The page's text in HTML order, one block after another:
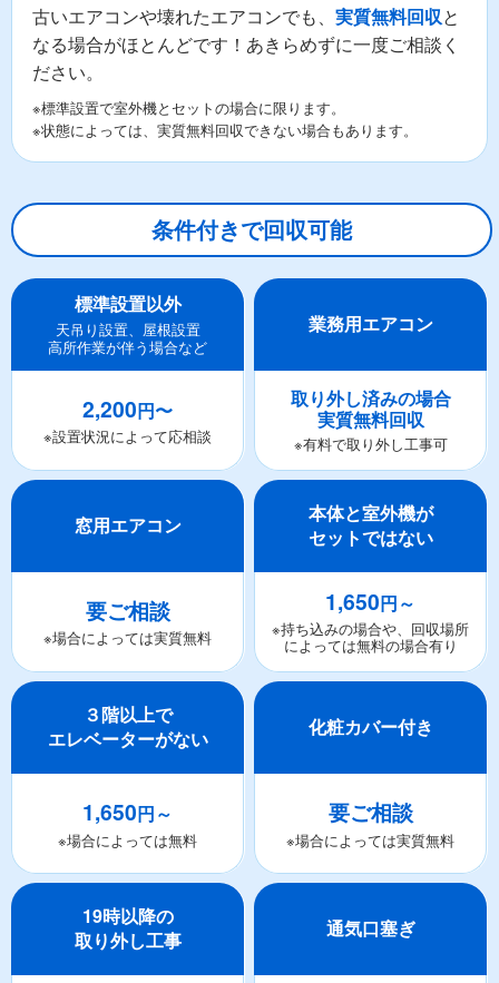
古いエアコンや壊れたエアコンでも、 実質無料回収と
なる場合がほとんどです！あきらめずに一度ご相談く
ださい。
※標準設置で室外機とセットの場合に限ります。
※状態によっては、実質無料回収できない場合もあります。
条件付きで回収可能
標準設置以外
天吊り設置、屋根設置
高所作業が伴う場合など
2,200円〜
※設置状況によって応相談
業務用エアコン
取り外し済みの場合
実質無料回収
※有料で取り外し工事可
窓用エアコン
要ご相談
※場合によっては実質無料
本体と室外機が
セットではない
1,650円～
※持ち込みの場合や、回収場所
によっては無料の場合有り
３階以上で
エレベーターがない
1,650円～
※場合によっては無料
化粧カバー付き
要ご相談
※場合によっては実質無料
19時以降の
取り外し工事
通気口塞ぎ